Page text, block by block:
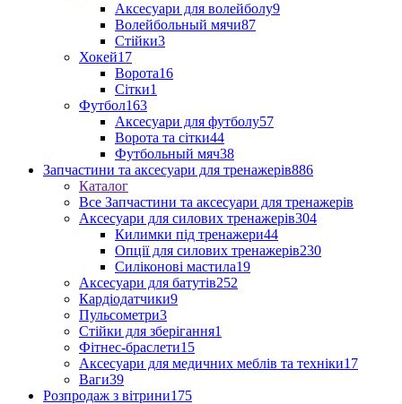
Аксесуари для волейболу9
Волейбольный мячи87
Стійки3
Хокей17
Ворота16
Сітки1
Футбол163
Аксесуари для футболу57
Ворота та сітки44
Футбольный мяч38
Запчастини та аксесуари для тренажерів886
Каталог
Все Запчастини та аксесуари для тренажерів
Аксесуари для силових тренажерів304
Килимки під тренажери44
Опції для силових тренажерів230
Силіконові мастила19
Аксесуари для батутів252
Кардіодатчики9
Пульсометри3
Стійки для зберігання1
Фітнес-браслети15
Аксесуари для медичних меблів та техніки17
Ваги39
Розпродаж з вітрини175